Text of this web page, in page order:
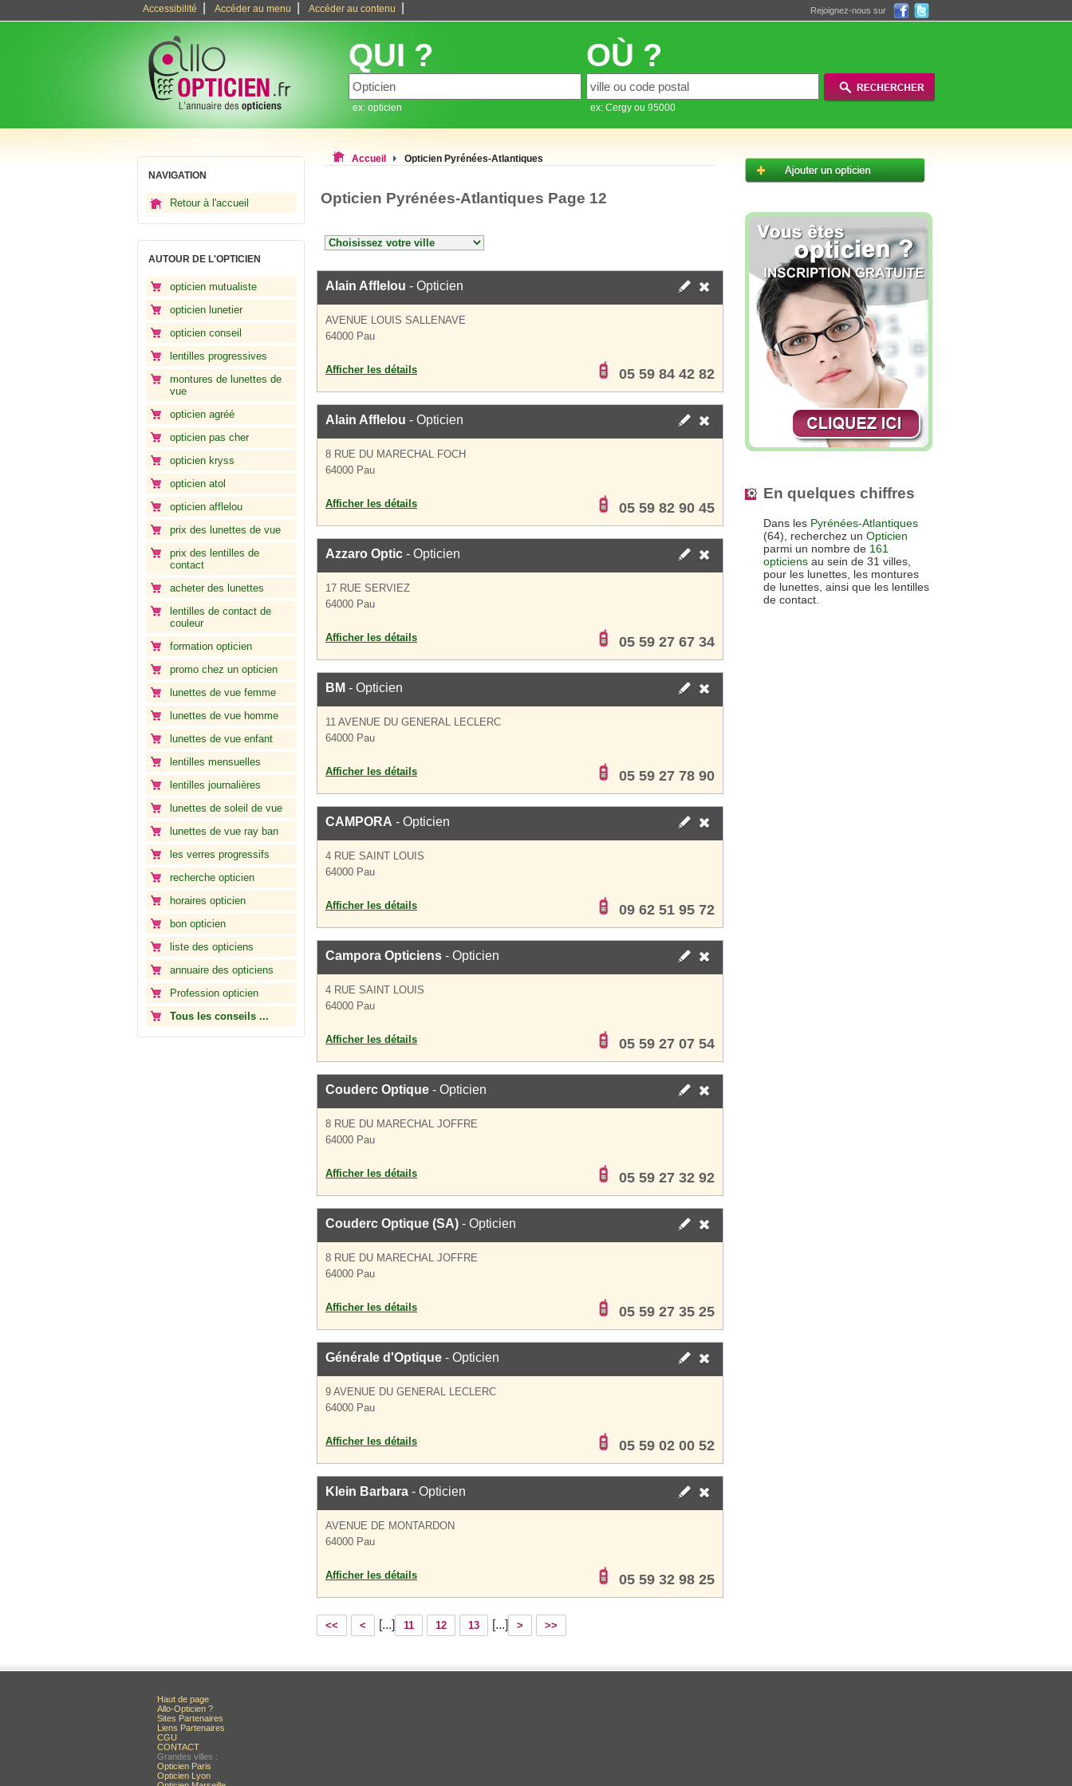
Accessibilité Accéder au menu Accéder au contenu Rejoignez-nous sur
QUI ?
ex: opticien
OÙ ?
ex: Cergy ou 95000
NAVIGATION
Retour à l'accueil
AUTOUR DE L'OPTICIEN
opticien mutualiste
opticien lunetier
opticien conseil
lentilles progressives
montures de lunettes de
vue
opticien agréé
opticien pas cher
opticien kryss
opticien atol
opticien afflelou
prix des lunettes de vue
prix des lentilles de
contact
acheter des lunettes
lentilles de contact de
couleur
formation opticien
promo chez un opticien
lunettes de vue femme
lunettes de vue homme
lunettes de vue enfant
lentilles mensuelles
lentilles journalières
lunettes de soleil de vue
lunettes de vue ray ban
les verres progressifs
recherche opticien
horaires opticien
bon opticien
liste des opticiens
annuaire des opticiens
Profession opticien
Tous les conseils ...
Accueil Opticien Pyrénées-Atlantiques
Opticien Pyrénées-Atlantiques Page 12
Alain Afflelou - Opticien
AVENUE LOUIS SALLENAVE
64000 Pau
Afficher les détails 05 59 84 42 82
Alain Afflelou - Opticien
8 RUE DU MARECHAL FOCH
64000 Pau
Afficher les détails 05 59 82 90 45
Azzaro Optic - Opticien
17 RUE SERVIEZ
64000 Pau
Afficher les détails 05 59 27 67 34
BM - Opticien
11 AVENUE DU GENERAL LECLERC
64000 Pau
Afficher les détails 05 59 27 78 90
CAMPORA - Opticien
4 RUE SAINT LOUIS
64000 Pau
Afficher les détails 09 62 51 95 72
Campora Opticiens - Opticien
4 RUE SAINT LOUIS
64000 Pau
Afficher les détails 05 59 27 07 54
Couderc Optique - Opticien
8 RUE DU MARECHAL JOFFRE
64000 Pau
Afficher les détails 05 59 27 32 92
Couderc Optique (SA) - Opticien
8 RUE DU MARECHAL JOFFRE
64000 Pau
Afficher les détails 05 59 27 35 25
Générale d'Optique - Opticien
9 AVENUE DU GENERAL LECLERC
64000 Pau
Afficher les détails 05 59 02 00 52
Klein Barbara - Opticien
AVENUE DE MONTARDON
64000 Pau
Afficher les détails 05 59 32 98 25
<< < [...] 11 12 13 [...] > >>
En quelques chiffres
Dans les Pyrénées-Atlantiques
(64), recherchez un Opticien
parmi un nombre de 161
opticiens au sein de 31 villes,
pour les lunettes, les montures
de lunettes, ainsi que les lentilles
de contact.
Haut de page
Allo-Opticien ?
Sites Partenaires
Liens Partenaires
CGU
CONTACT
Grandes villes :
Opticien Paris
Opticien Lyon